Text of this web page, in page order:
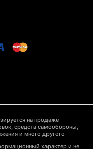
на продаже
средств самообороны,
и много другого
характер и не